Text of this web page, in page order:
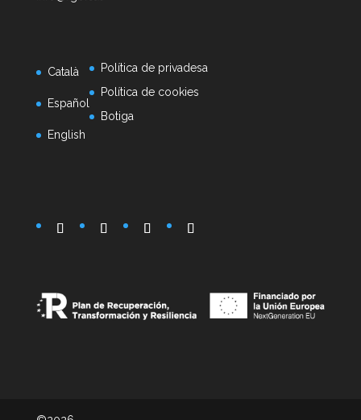
Català
Español
English
Política de privadesa
Política de cookies
Botiga